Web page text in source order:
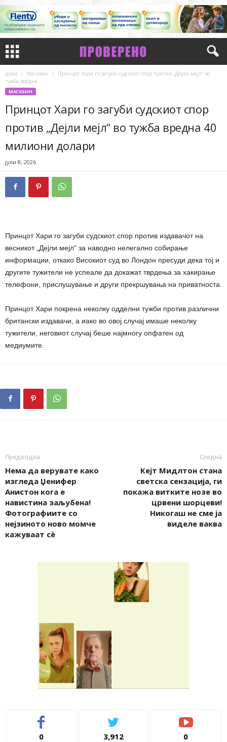
дома Магазин
Принцот Хари го загуби судскиот спор против „Дејли мејл“ во
тужба вредна...
МАГАЗИН
Принцот Хари го загуби судскиот спор
против „Дејли мејл“ во тужба вредна 40
милиони долари
јули 8, 2026
Принцот Хари го загуби судскиот спор против издавачот на
весникот „Дејли мејл“ за наводно нелегално собирање
информации, откако Високиот суд во Лондон пресуди дека тој и
другите тужители не успеале да докажат тврдења за хакирање
телефони, прислушување и други прекршувања на приватноста.
Принцот Хари покрена неколку одделни тужби против различни
британски издавачи, а иако во овој случај имаше неколку
тужители, неговиот случај беше најмногу опфатен од
медиумите.
Предходна
Нема да верувате како
изгледа Џенифер
Анистон кога е
навистина заљубена!
Фотографиите со
нејзиното ново момче
кажуваат сè
Следна
Кејт Мидлтон стана
светска сензација, ги
покажа витките нозе во
црвени шорцеви!
Никогаш не сме ја
виделе ваква
0 3,912 0